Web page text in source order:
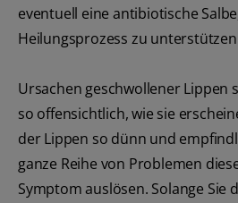
eventuell eine antibiotische
Heilungsprozess zu
Ursachen geschwollener Lippen
so offensichtlich, wie sie
der Lippen so dünn und
ganze Reihe von Problemen
Symptom auslösen. Solange Sie